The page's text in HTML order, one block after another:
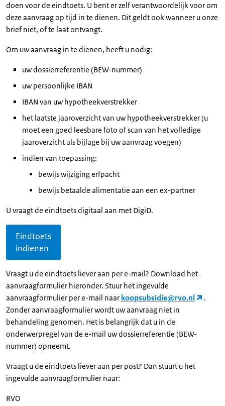
doen voor de eindtoets. U bent er zelf verantwoordelijk voor om
deze aanvraag op tijd in te dienen. Dit geldt ook wanneer u onze
brief niet, of te laat ontvangt.
Om uw aanvraag in te dienen, heeft u nodig:
uw dossierreferentie (BEW-nummer)
uw persoonlijke IBAN
IBAN van uw hypotheekverstrekker
het laatste jaaroverzicht van uw hypotheekverstrekker (u
moet een goed leesbare foto of scan van het volledige
jaaroverzicht als bijlage bij uw aanvraag voegen)
indien van toepassing:
bewijs wijziging erfpacht
bewijs betaalde alimentatie aan een ex-partner
U vraagt de eindtoets digitaal aan met DigiD.
Eindtoets
indienen
Vraagt u de eindtoets liever aan per e-mail? Download het
aanvraagformulier hieronder. Stuur het ingevulde
aanvraagformulier per e-mail naar koopsubsidie@rvo.nl
.
Zonder aanvraagformulier wordt uw aanvraag niet in
behandeling genomen. Het is belangrijk dat u in de
onderwerpregel van de e-mail uw dossierreferentie (BEW-
nummer) opneemt.
Vraagt u de eindtoets liever aan per post? Dan stuurt u het
ingevulde aanvraagformulier naar:
RVO